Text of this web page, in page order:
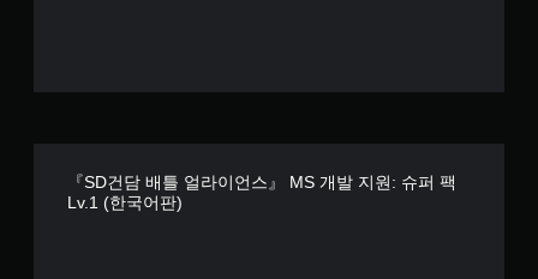
『SD건담 배틀 얼라이언스』 MS 개발 지원: 슈퍼 팩
Lv.1 (한국어판)